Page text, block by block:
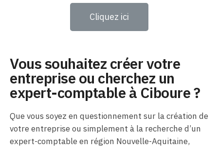
Cliquez ici
Vous souhaitez créer votre
entreprise ou cherchez un
expert-comptable à Ciboure ?
Que vous soyez en questionnement sur la création de
votre entreprise ou simplement à la recherche d’un
expert-comptable en région Nouvelle-Aquitaine,